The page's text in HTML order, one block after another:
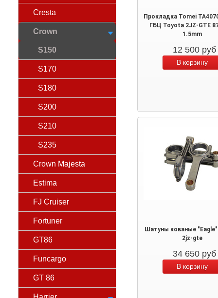
Cresta
Crown
S150
S170
S180
S200
S210
S235
Crown Majesta
Estima
FJ Cruiser
Fortuner
GT86
Funcargo
GT 86
Прокладка Tomei
ГБЦ Toyota 2JZ-GTE
1.5mm
12 500 руб
Шатуны кованые
2jz-gte
34 650 руб